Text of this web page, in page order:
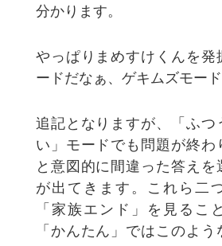
分かります。
やっぱりまめすけくんを発
ードだなぁ、ゲキムズモード
追記となりますが、「ふつ
い」モードでも問題が終わ
と意図的に間違った答えを
が出てきます。これら二
「家族エンド」を見るこ
「かんたん」ではこのよ